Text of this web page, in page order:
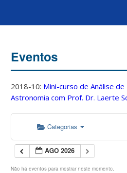
Eventos
2018-10: Mini-curso de Análise
Astronomia com Prof. Dr. Laerte
Categorias
AGO 2026
Não há eventos para mostrar neste momento.